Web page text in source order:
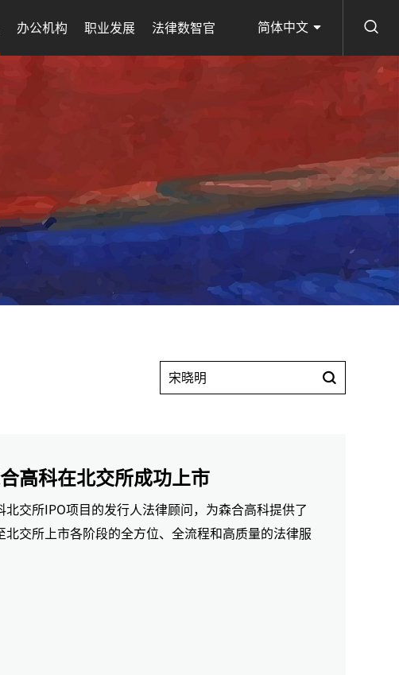
办公机构 职业发展 法律数智官 简体中文
高科在北交所成功上市
北交所IPO项目的发行人法律顾问，为森合高科提供了
北交所上市各阶段的全方位、全流程和高质量的法律服